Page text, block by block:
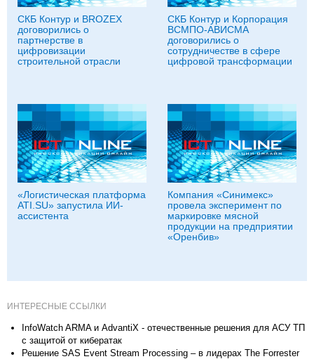
СКБ Контур и BROZEX
договорились о
партнерстве в
цифровизации
строительной отрасли
СКБ Контур и Корпорация
ВСМПО-АВИСМА
договорились о
сотрудничестве в сфере
цифровой трансформации
«Логистическая платформа
ATI.SU» запустила ИИ-
ассистента
Компания «Синимекс»
провела эксперимент по
маркировке мясной
продукции на предприятии
«Оренбив»
ИНТЕРЕСНЫЕ ССЫЛКИ
InfoWatch ARMA и AdvantiХ - отечественные решения для АСУ ТП
с защитой от кибератак
Решение SAS Event Stream Processing – в лидерах The Forrester